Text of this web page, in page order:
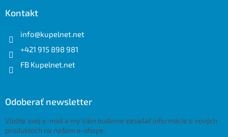
Kontakt
info@kupelnet.net
+421 915 898 981
FB Kupelnet.net
Odoberať newsletter
Vložte svoj e-mail a my Vám budeme zasielať informácie o nových
produktoch na našom e-shope.